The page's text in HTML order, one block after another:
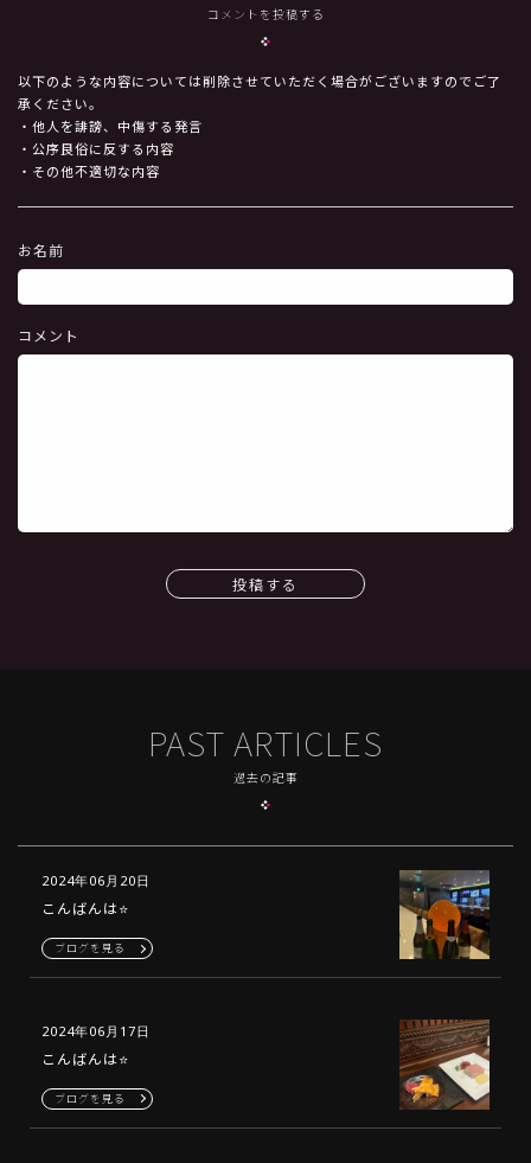
コメントを投稿する
以下のような内容については削除させていただく場合がございますのでご了
承ください。
・他人を誹謗、中傷する発言
・公序良俗に反する内容
・その他不適切な内容
お名前
コメント
投稿する
PAST ARTICLES
過去の記事
2024年06月20日
こんばんは⭐️
ブログを見る
2024年06月17日
こんばんは⭐️
ブログを見る